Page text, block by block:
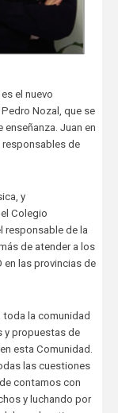
el nuevo
Nozal, que se
Juan en
responsables de
y
Colegio
responsable de la
de atender a los
en las provincias de
la comunidad
y propuestas de
esta Comunidad.
las cuestiones
contamos con
y luchando por